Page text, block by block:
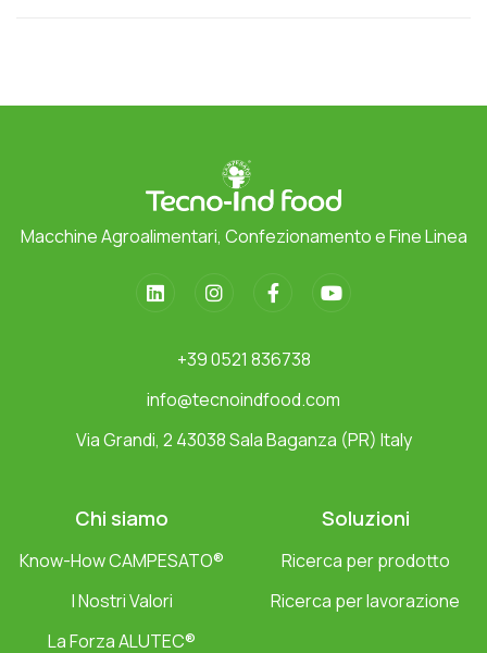
Macchine Agroalimentari, Confezionamento e Fine Linea
+39 0521 836738
info@tecnoindfood.com
Via Grandi, 2 43038 Sala Baganza (PR) Italy
Chi siamo
Know-How CAMPESATO®
I Nostri Valori
La Forza ALUTEC®
Soluzioni
Ricerca per prodotto
Ricerca per lavorazione